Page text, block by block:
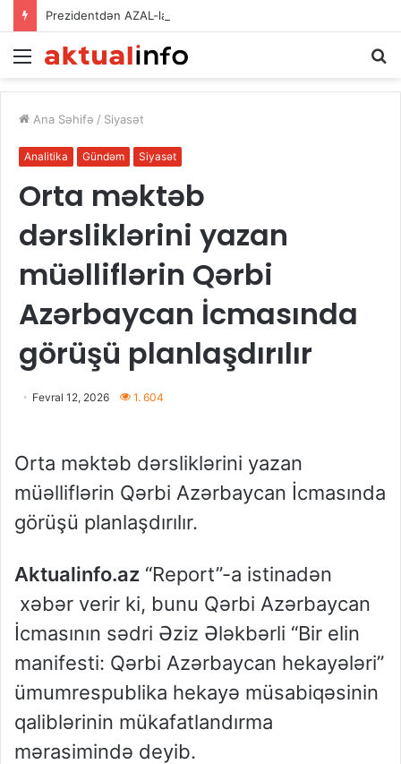
Prezidentdən AZAL-la bağlı FƏRMAN
Menu
Ana Səhifə / Siyasət
Analitika Gündəm Siyasət
Orta məktəb
dərsliklərini yazan
müəlliflərin Qərbi
Azərbaycan İcmasında
görüşü planlaşdırılır
Fevral 12, 2026 1. 604
Orta məktəb dərsliklərini yazan
müəlliflərin Qərbi Azərbaycan İcmasında
görüşü planlaşdırılır.
Aktualinfo.az “Report”-a istinadən
xəbər verir ki, bunu Qərbi Azərbaycan
İcmasının sədri Əziz Ələkbərli “Bir elin
manifesti: Qərbi Azərbaycan hekayələri”
ümumrespublika hekayə müsabiqəsinin
qaliblərinin mükafatlandırma
mərasimində deyib.